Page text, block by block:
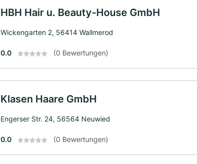
HBH Hair u. Beauty-House GmbH
Wickengarten 2, 56414 Wallmerod
0.0 (0 Bewertungen)
Klasen Haare GmbH
Engerser Str. 24, 56564 Neuwied
0.0 (0 Bewertungen)